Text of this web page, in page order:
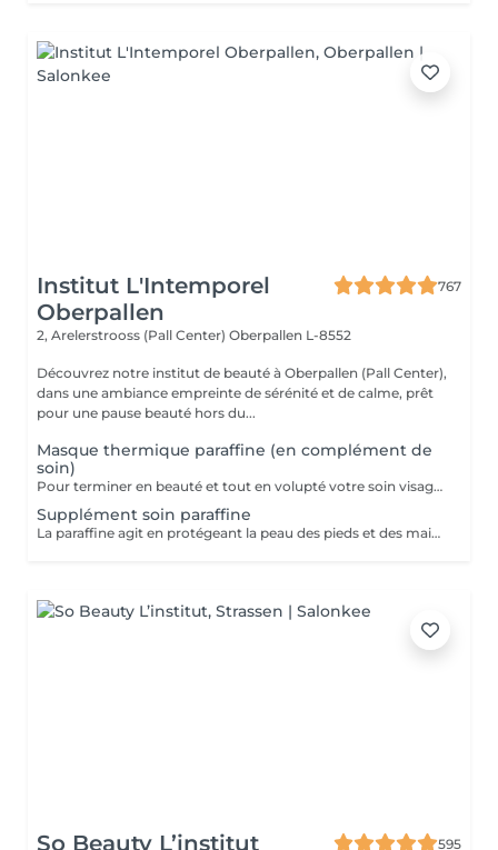
Institut L'Intemporel
Oberpallen
767
2, Arelerstrooss (Pall Center) Oberpallen L-8552
Découvrez notre institut de beauté à Oberpallen (Pall Center),
dans une ambiance empreinte de sérénité et de calme, prêt
pour une pause beauté hors du...
Masque thermique paraffine (en complément de
soin)
Pour terminer en beauté et tout en volupté votre soin visage, nous vous proposons le 'double masque '. Cela consiste en une application d'un masque crème bourré d'actifs hydratants/régénérants/anti-âge ou anti-oxydants suivi d'un bain de paraffine tiède. Ceci permet la pénétration intégrale du masque crème grâce à la chaleur de la paraffine et un fin de soin en douceur grâce aux actifs de la paraffine adoucissants et calmants. Une véritable sensation de détente.
Supplément soin paraffine
La paraffine agit en protégeant la peau des pieds et des mains contre les agressions extérieures. Sa capacité de rétention d'eau favorise l'hydratation de la peau. Le traitement à la paraffine est idéal pour avoir des membres lisses. En effet, ce produit procure un effet rajeunissant à la peau, en plus de l'adoucir. Uniquement avec un service de manucurie effectué à l'institut le même jour.
So Beauty L’institut
595